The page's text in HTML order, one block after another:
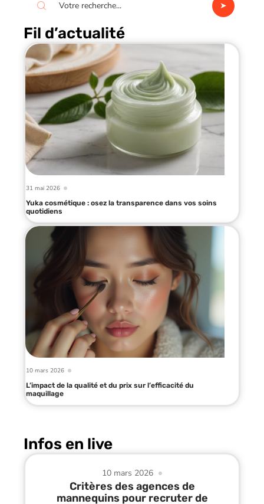
Fil d’actualité
31 mai 2026
Yuka cosmétique : osez la transparence dans vos soins
quotidiens
10 mars 2026
L’impact de la qualité et du prix sur l’efficacité du
maquillage
Infos en live
10 mars 2026
Critères des agences de
mannequins pour recruter de